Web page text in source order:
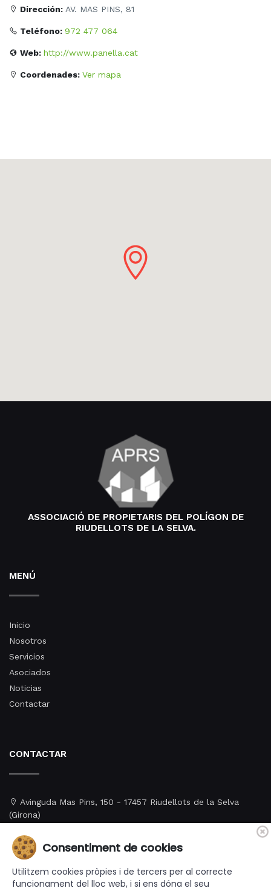
Dirección: AV. MAS PINS, 81
Teléfono: 972 477 064
Web: http://www.panella.cat
Coordenades: Ver mapa
ASSOCIACIÓ DE PROPIETARIS DEL POLÍGON DE
RIUDELLOTS DE LA SELVA.
MENÚ
Inicio
Nosotros
Servicios
Asociados
Noticias
Contactar
CONTACTAR
Avinguda Mas Pins, 150 - 17457 Riudellots de la Selva
(Girona)
+34 972 478 886
aprs@aprs.cat
Consentiment de cookies
Utilitzem cookies pròpies i de tercers per al correcte
funcionament del lloc web, i si ens dóna el seu